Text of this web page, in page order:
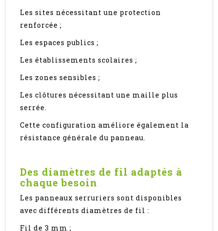
Les sites nécessitant une protection
renforcée ;
Les espaces publics ;
Les établissements scolaires ;
Les zones sensibles ;
Les clôtures nécessitant une maille plus
serrée.
Cette configuration améliore également la
résistance générale du panneau.
Des diamètres de fil adaptés à
chaque besoin
Les panneaux serruriers sont disponibles
avec différents diamètres de fil :
Fil de 3 mm ;